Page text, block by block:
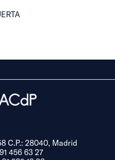
C.P.: 28040, Madrid
456 63 27